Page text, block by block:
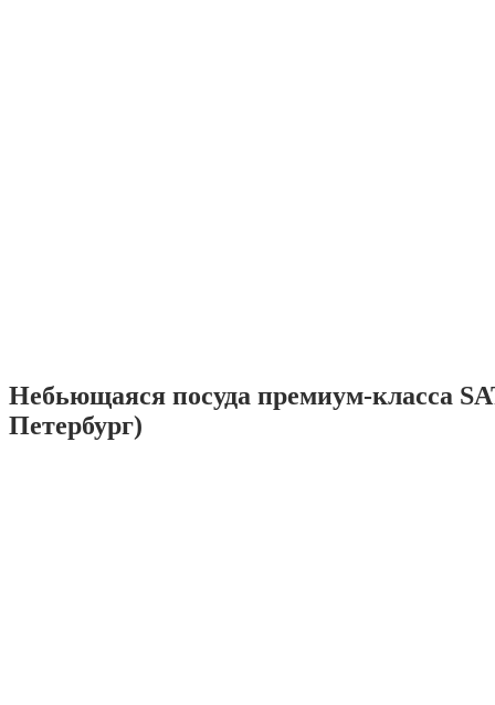
Небьющаяся посуда премиум-класса
Петербург)